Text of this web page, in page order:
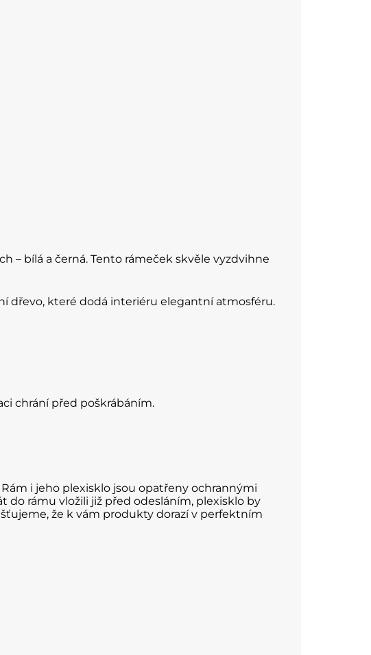
– bílá a černá. Tento rámeček skvěle vyzdvihne
dřevo, které dodá interiéru elegantní atmosféru.
chrání před poškrábáním.
i jeho plexisklo jsou opatřeny ochrannými
rámu vložili již před odesláním, plexisklo by
že k vám produkty dorazí v perfektním